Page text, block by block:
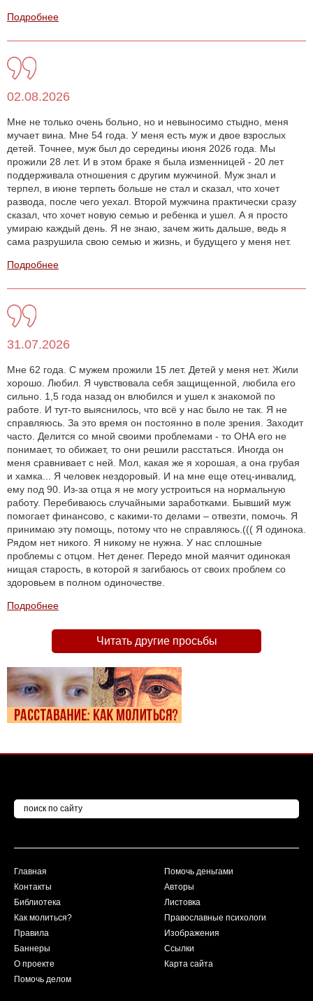
Подробнее
02.08.2026
Мне не только очень больно, но и невыносимо стыдно, меня
мучает вина. Мне 54 года. У меня есть муж и двое взрослых
детей. Точнее, муж был до середины июня 2026 года. Мы
прожили 28 лет. И в этом браке я была изменницей - 20 лет
поддерживала отношения с другим мужчиной. Муж знал и
терпел, в июне терпеть больше не стал и сказал, что хочет
развода, после чего уехал. Второй мужчина практически сразу
сказал, что хочет новую семью и ребенка и ушел. А я просто
умираю каждый день. Я не знаю, зачем жить дальше, ведь я
сама разрушила свою семью и жизнь, и будущего у меня нет.
Подробнее
31.07.2026
Мне 62 года. С мужем прожили 15 лет. Детей у меня нет. Жили
хорошо. Любил. Я чувствовала себя защищенной, любила его
сильно. 1,5 года назад он влюбился и ушел к знакомой по
работе. И тут-то выяснилось, что всё у нас было не так. Я не
справляюсь. За это время он постоянно в поле зрения. Заходит
часто. Делится со мной своими проблемами - то ОНА его не
понимает, то обижает, то они решили расстаться. Иногда он
меня сравнивает с ней. Мол, какая же я хорошая, а она грубая
и хамка... Я человек нездоровый. И на мне еще отец-инвалид,
ему под 90. Из-за отца я не могу устроиться на нормальную
работу. Перебиваюсь случайными заработками. Бывший муж
помогает финансово, с какими-то делами – отвезти, помочь. Я
принимаю эту помощь, потому что не справляюсь.((( Я одинока.
Рядом нет никого. Я никому не нужна. У нас сплошные
проблемы с отцом. Нет денег. Передо мной маячит одинокая
нищая старость, в которой я загибаюсь от своих проблем со
здоровьем в полном одиночестве.
Подробнее
Читать другие просьбы
Главная
Контакты
Библиотека
Как молиться?
Правила
Баннеры
О проекте
Помочь делом
Помочь деньгами
Авторы
Листовка
Православные психологи
Изображения
Ссылки
Карта сайта